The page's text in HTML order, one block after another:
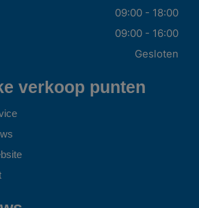
09:00 - 18:00
09:00 - 16:00
Gesloten
verkoop punten